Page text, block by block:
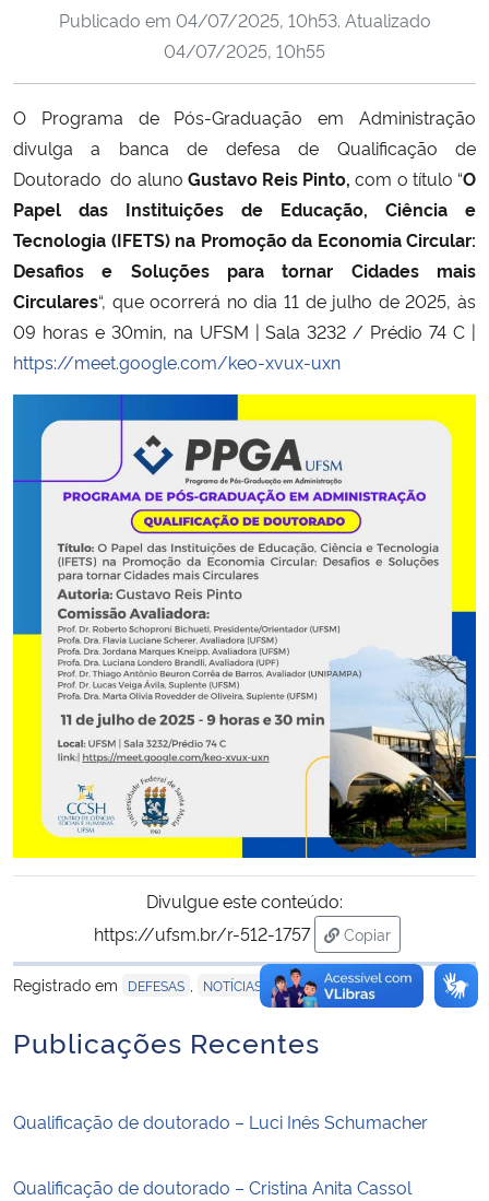
Ministério da Cidadania
Ministério de Minas e Energia
Ministério da Ciência, Tecnologia, Inovações e Comunicações
Ministério do Meio Ambiente
Ministério do Turismo
Ministério do Desenvolvimento Regional
Controladoria-Geral da União
Ministério da Mulher, da Família e dos Direitos Humanos
Secretaria-Geral
Secretaria de Governo
Gabinete de Segurança Institucional
Advocacia-Geral da União
Planalto
Publicado em 04/07/2025, 10h53. Atualizado
04/07/2025, 10h55
O Programa de Pós-Graduação em Administração
divulga a banca de defesa de Qualificação de
Doutorado do aluno Gustavo Reis Pinto, com o título “O
Papel das Instituições de Educação, Ciência e
Tecnologia (IFETS) na Promoção da Economia Circular:
Desafios e Soluções para tornar Cidades mais
Circulares“, que ocorrerá no dia 11 de julho de 2025, às
09 horas e 30min, na UFSM | Sala 3232 / Prédio 74 C |
https://meet.google.com/keo-xvux-uxn
Divulgue este conteúdo:
https://ufsm.br/r-512-1757
Copiar
para área de
Registrado em
DEFESAS NOTÍCIAS , SEM CATEGORIA
Publicações Recentes
Qualificação de doutorado – Luci Inês Schumacher
Qualificação de doutorado – Cristina Anita Cassol